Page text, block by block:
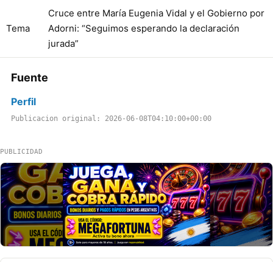
Tema
Cruce entre María Eugenia Vidal y el Gobierno por
Adorni: “Seguimos esperando la declaración
jurada”
Fuente
Perfil
Publicacion original: 2026-06-08T04:10:00+00:00
PUBLICIDAD